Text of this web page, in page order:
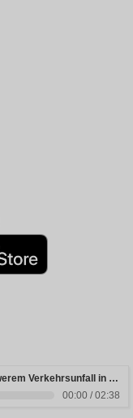
Drei junge Menschen sterben bei schwerem Verkehrsunfall in Rheinland-Pfalz
00:00 / 02:38